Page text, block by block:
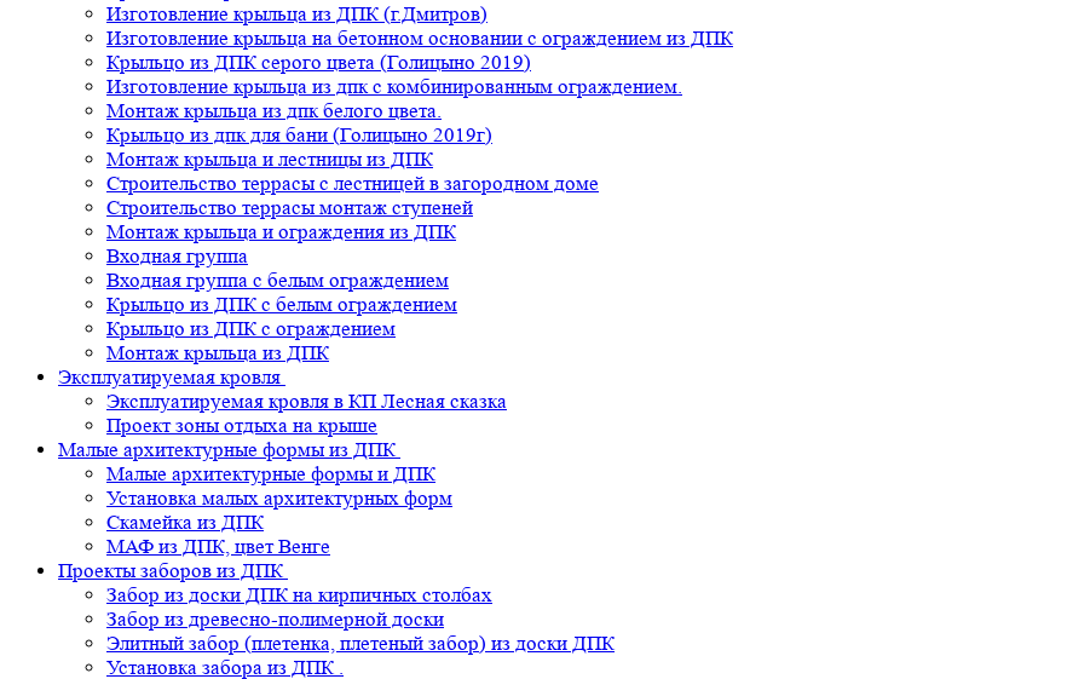
Изготовление крыльца из ДПК (г.Дмитров)
Изготовление крыльца на бетонном основании с ограждением из ДПК
Крыльцо из ДПК серого цвета (Голицыно 2019)
Изготовление крыльца из дпк с комбинированным ограждением.
Монтаж крыльца из дпк белого цвета.
Крыльцо из дпк для бани (Голицыно 2019г)
Монтаж крыльца и лестницы из ДПК
Строительство террасы с лестницей в загородном доме
Строительство террасы монтаж ступеней
Монтаж крыльца и ограждения из ДПК
Входная группа
Входная группа с белым ограждением
Крыльцо из ДПК с белым ограждением
Крыльцо из ДПК с ограждением
Монтаж крыльца из ДПК
Эксплуатируемая кровля
Эксплуатируемая кровля в КП Лесная сказка
Проект зоны отдыха на крыше
Малые архитектурные формы из ДПК
Малые архитектурные формы и ДПК
Установка малых архитектурных форм
Скамейка из ДПК
МАФ из ДПК, цвет Венге
Проекты заборов из ДПК
Забор из доски ДПК на кирпичных столбах
Забор из древесно-полимерной доски
Элитный забор (плетенка, плетеный забор) из доски ДПК
Установка забора из ДПК .